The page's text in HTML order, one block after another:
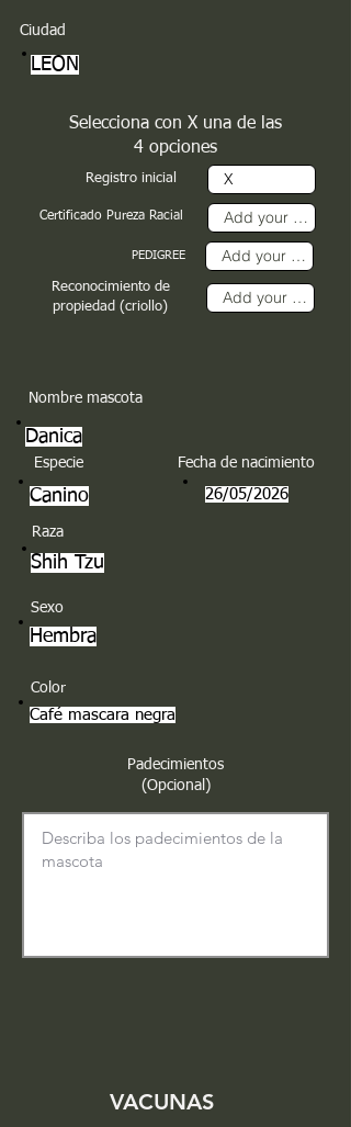
Ciudad
LEON
Selecciona con X una de las
4 opciones
Reconocimiento de
propiedad (criollo)
Registro inicial
Certificado Pureza Racial
PEDIGREE
Nombre mascota
Danica
Especie Fecha de nacimiento
Canino 26/05/2026
Raza
Shih Tzu
Sexo
Hembra
Color
Café mascara negra
Padecimientos
(Opcional)
VACUNAS